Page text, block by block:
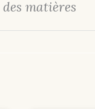
des matières